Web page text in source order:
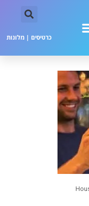
כרטיסים | מלונות